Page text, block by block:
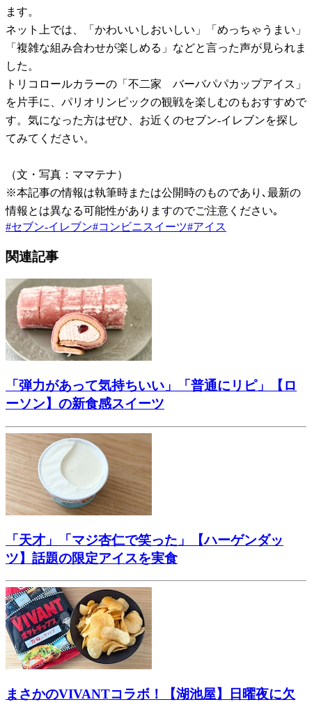
ます。
ネット上では、「かわいいしおいしい」「めっちゃうまい」
「複雑な組み合わせが楽しめる」などと言った声が見られま
した。
トリコロールカラーの「不二家 バーバパパカップアイス」
を片手に、パリオリンピックの観戦を楽しむのもおすすめで
す。気になった方はぜひ、お近くのセブン-イレブンを探し
てみてください。
（文・写真：ママテナ）
※本記事の情報は執筆時または公開時のものであり､最新の
情報とは異なる可能性がありますのでご注意ください｡
#セブン-イレブン#コンビニスイーツ#アイス
関連記事
「弾力があって気持ちいい」「普通にリピ」【ロ
ーソン】の新食感スイーツ
「天才」「マジ杏仁で笑った」【ハーゲンダッ
ツ】話題の限定アイスを実食
まさかのVIVANTコラボ！【湖池屋】日曜夜に欠